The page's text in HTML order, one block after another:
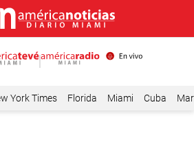
York Times Florida Miami Cuba